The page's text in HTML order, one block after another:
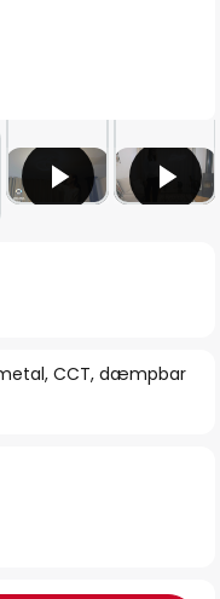
CCT, dæmpbar